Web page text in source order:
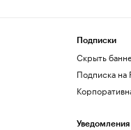
Подписки
Скрыть
Подписка на
Уведомления